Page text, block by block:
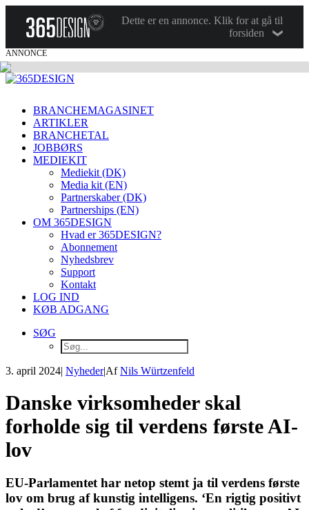
Dette er en annonce. Klik for at gå til
forsiden
ANNONCE
BRANCHEMAGASINET
ARTIKLER
BRANCHETAL
JOBBØRS
MEDIEKIT
Mediekit (DK)
Media kit (EN)
Partnerskaber (DK)
Partnerships (EN)
OM 365DESIGN
Hvad er 365DESIGN?
Abonnement
Nyhedsbrev
Support
Kontakt
LOG IND
KØB ADGANG
SØG
3. april 2024| Nyheder|AfNils Würtzenfeld
Danske virksomheder skal
forholde sig til verdens første AI-
lov
EU-Parlamentet har netop stemt ja til verdens første
lov om brug af kunstig intelligens. ‘En rigtig positivt